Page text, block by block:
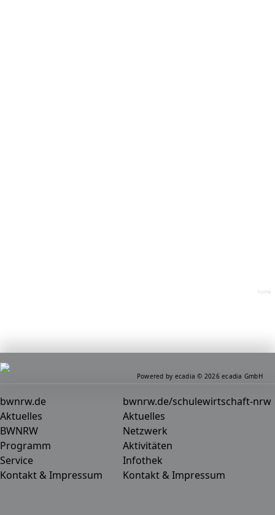
home
bwnrw.de
Aktuelles
BWNRW
Programm
Service
Kontakt & Impressum
bwnrw.de/schulewirtschaft-nrw
Aktuelles
Netzwerk
Aktivitäten
Infothek
Kontakt & Impressum
Powered by ecadia © 2026 ecadia GmbH